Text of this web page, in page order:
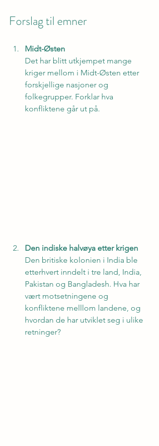
Forslag til emner
Midt-Østen
Det har blitt utkjempet mange
kriger mellom i Midt-Østen etter
forskjellige nasjoner og
folkegrupper. Forklar hva
konfliktene går ut på.
Den indiske halvøya etter krigen
Den britiske kolonien i India ble
etterhvert inndelt i tre land, India,
Pakistan og Bangladesh. Hva har
vært motsetningene og
konfliktene melllom landene, og
hvordan de har utviklet seg i ulike
retninger?